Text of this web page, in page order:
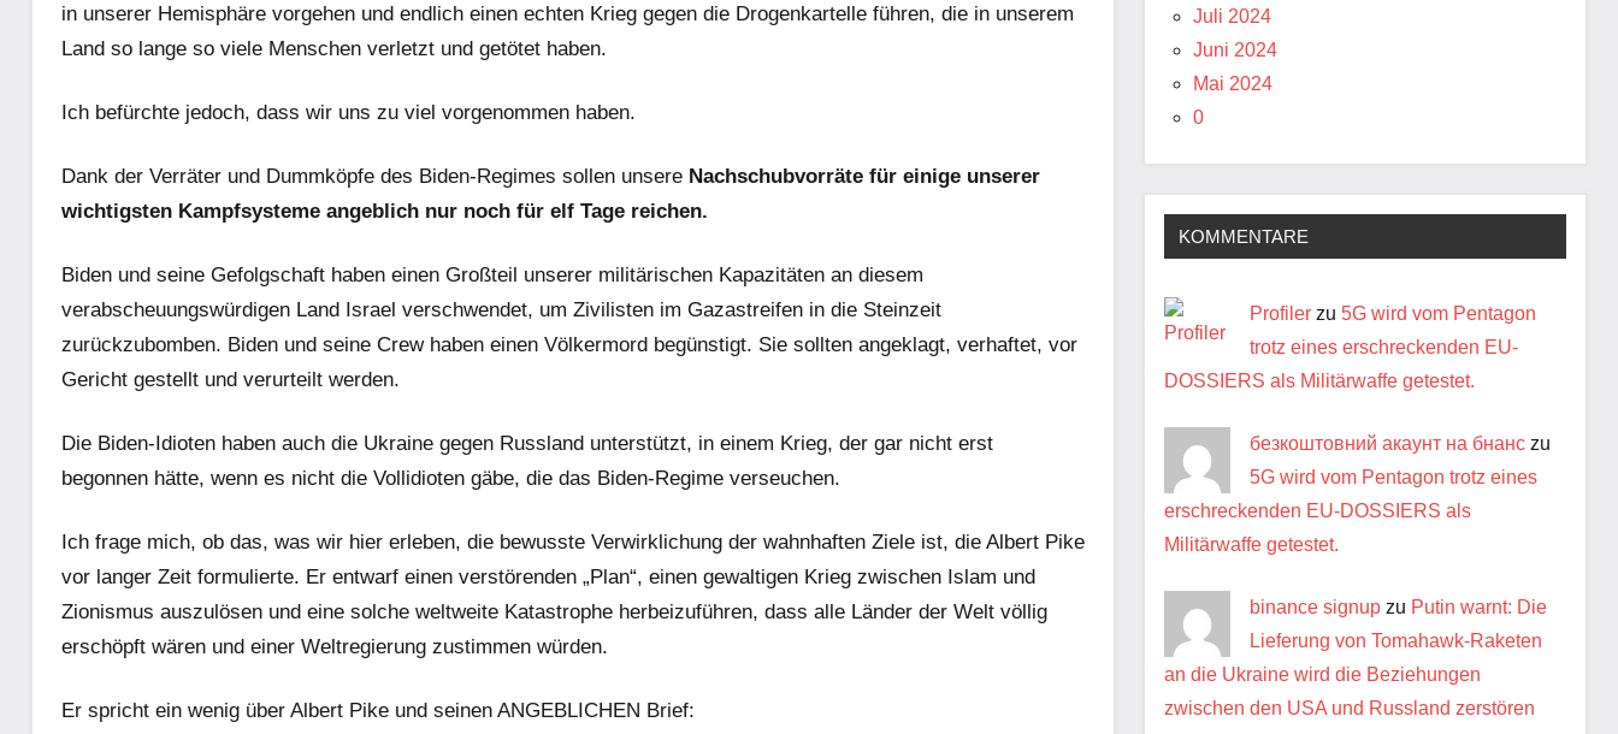
in unserer Hemisphäre vorgehen und endlich einen echten Krieg gegen die Drogenkartelle führen, die in unserem
Land so lange so viele Menschen verletzt und getötet haben.
Ich befürchte jedoch, dass wir uns zu viel vorgenommen haben.
Dank der Verräter und Dummköpfe des Biden-Regimes sollen unsere Nachschubvorräte für einige unserer
wichtigsten Kampfsysteme angeblich nur noch für elf Tage reichen.
Biden und seine Gefolgschaft haben einen Großteil unserer militärischen Kapazitäten an diesem
verabscheuungswürdigen Land Israel verschwendet, um Zivilisten im Gazastreifen in die Steinzeit
zurückzubomben. Biden und seine Crew haben einen Völkermord begünstigt. Sie sollten angeklagt, verhaftet, vor
Gericht gestellt und verurteilt werden.
Die Biden-Idioten haben auch die Ukraine gegen Russland unterstützt, in einem Krieg, der gar nicht erst
begonnen hätte, wenn es nicht die Vollidioten gäbe, die das Biden-Regime verseuchen.
Ich frage mich, ob das, was wir hier erleben, die bewusste Verwirklichung der wahnhaften Ziele ist, die Albert Pike
vor langer Zeit formulierte. Er entwarf einen verstörenden „Plan“, einen gewaltigen Krieg zwischen Islam und
Zionismus auszulösen und eine solche weltweite Katastrophe herbeizuführen, dass alle Länder der Welt völlig
erschöpft wären und einer Weltregierung zustimmen würden.
Er spricht ein wenig über Albert Pike und seinen ANGEBLICHEN Brief:
Juli 2024
Juni 2024
Mai 2024
0
KOMMENTARE
Profiler zu 5G wird vom Pentagon
trotz eines erschreckenden EU-
DOSSIERS als Militärwaffe getestet.
безкоштовний акаунт на бнанс zu
5G wird vom Pentagon trotz eines
erschreckenden EU-DOSSIERS als
Militärwaffe getestet.
binance signup zu Putin warnt: Die
Lieferung von Tomahawk-Raketen
an die Ukraine wird die Beziehungen
zwischen den USA und Russland zerstören